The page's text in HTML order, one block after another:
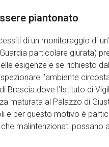
piantonato
di un monitoraggio di
particolare giurata)
esigenze e se richiesto
l’ambiente
Brescia dove l’Istituto di
maturata al Palazzo di
e per questo motivo è
malintenzionati possano